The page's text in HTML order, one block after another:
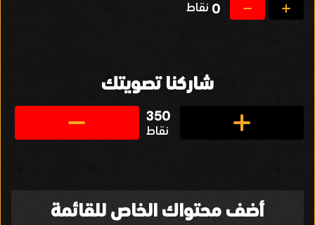
0 نقاط
شاركنا تصويتك
350
نقاط
أضف محتواك الخاص للقائمة